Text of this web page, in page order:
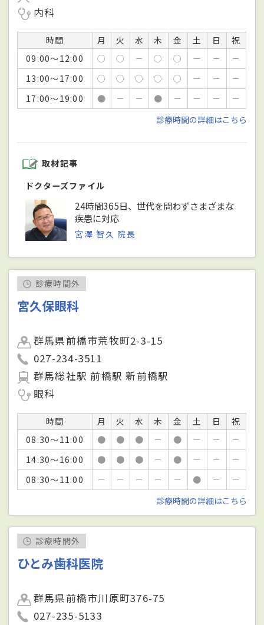
内科
時間 月 火 水 木 金 土 日
祝
09:00～12:00
○ ○ － ○ ○ － －
－
13:00～17:00
○ ○ ○ ○ ○ － －
－
17:00～19:00
● － － ● － － －
－
診療時間の詳細はこちら
取材記事
ドクターズファイル
24時間365日、世代を問わずさまざまな
疾患に対応
宮澤 智久 院長
診療時間外
宮久保眼科
群馬県前橋市荒牧町2-3-15
027-234-3511
群馬総社駅 前橋駅 新前橋駅
眼科
時間 月 火 水 木 金 土 日
祝
08:30～11:00
● ● ● － ● － －
－
14:30～16:00
● ● ● － ● － －
－
08:30～11:00
－ － － － － ● －
－
診療時間の詳細はこちら
診療時間外
ひとみ歯科医院
群馬県前橋市川原町376-75
027-235-5133